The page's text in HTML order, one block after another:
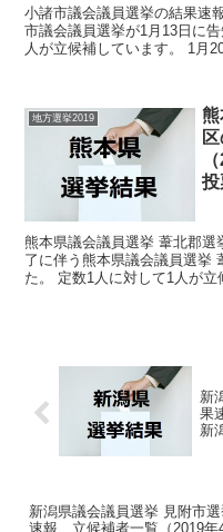
小諸市議会議員選挙の結果速
市議会議員選挙が1月13日に
人が立候補しています。 1月
地方選挙2019
熊
投
熊本県議会議員選挙 葦北郡
了に伴う熊本県議会議員選挙
た。 定数1人に対して1人が立
新
果
新
新潟県議会議員選挙 見附市
速報、立候補者一覧（2019年